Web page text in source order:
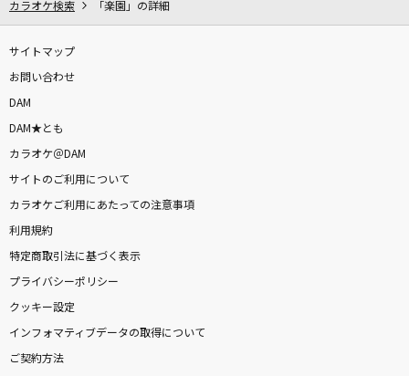
カラオケ検索 「楽園」の詳細
サイトマップ
お問い合わせ
DAM
DAM★とも
カラオケ＠DAM
サイトのご利用について
カラオケご利用にあたっての注意事項
利用規約
特定商取引法に基づく表示
プライバシーポリシー
クッキー設定
インフォマティブデータの取得について
ご契約方法